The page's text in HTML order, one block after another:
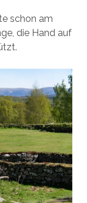
schon am
die Hand auf